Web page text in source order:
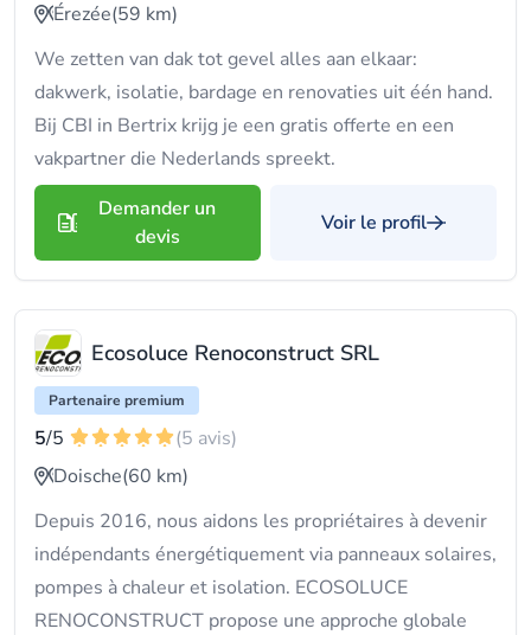
Érezée(59 km)
We zetten van dak tot gevel alles aan elkaar:
dakwerk, isolatie, bardage en renovaties uit één hand.
Bij CBI in Bertrix krijg je een gratis offerte en een
vakpartner die Nederlands spreekt.
Demander un
devis
Voir le profil
Ecosoluce Renoconstruct SRL
Partenaire premium
5/5
(5 avis)
Doische(60 km)
Depuis 2016, nous aidons les propriétaires à devenir
indépendants énergétiquement via panneaux solaires,
pompes à chaleur et isolation. ECOSOLUCE
RENOCONSTRUCT propose une approche globale